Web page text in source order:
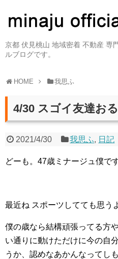
京都 伏見桃山 地域密着 不動産 専
ルブログです。
HOME 我思ふ
4/30 スゴイ友達おる
2021/4/30 我思ふ, 日記
どーも。47歳ミナージュ僕です
最近ね スポーツしてても思う
僕の歳なら結構頑張ってる方
い通りに動けただけに今の自
うか、認めなあかんなってし